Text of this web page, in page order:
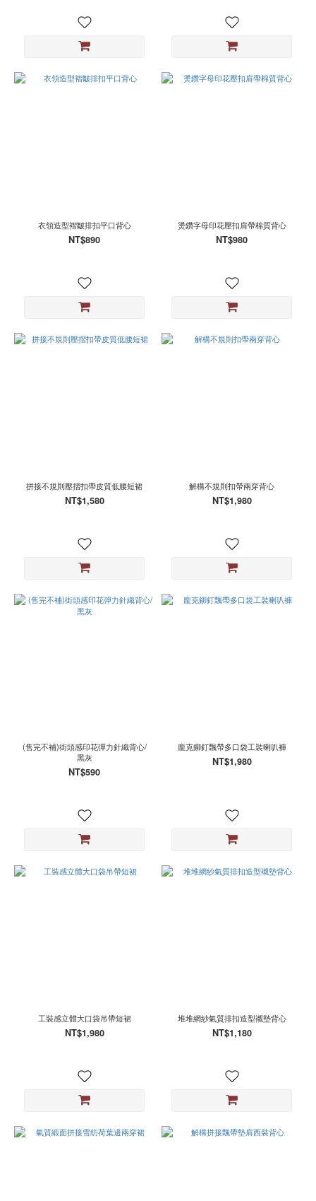
衣領造型褶皺排扣平口背心
NT$890
燙鑽字母印花壓扣肩帶棉質背心
NT$980
拼接不規則壓摺扣帶皮質低腰短裙
NT$1,580
解構不規則扣帶兩穿背心
NT$1,980
(售完不補)街頭感印花彈力針織背心/
黑灰
NT$590
龐克鉚釘飄帶多口袋工裝喇叭褲
NT$1,980
工裝感立體大口袋吊帶短裙
NT$1,980
堆堆網紗氣質排扣造型襯墊背心
NT$1,180